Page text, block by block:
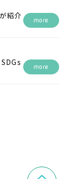
紹介
more
more